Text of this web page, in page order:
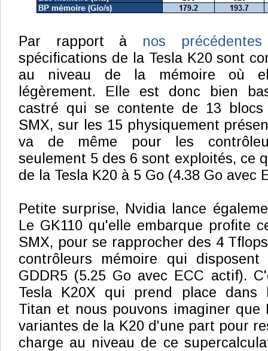
Par rapport à nos
spécifications de la Tesla K20 sont
au niveau de la mémoire où
légèrement. Elle est donc bien
castré qui se contente de 13
SMX, sur les 15 physiquement
va de même pour les
seulement 5 des 6 sont exploités, ce
de la Tesla K20 à 5 Go (4.38 Go avec
Petite surprise, Nvidia lance
Le GK110 qu'elle embarque profite
SMX, pour se rapprocher des 4
contrôleurs mémoire qui
GDDR5 (5.25 Go avec ECC actif).
Tesla K20X qui prend place dans
Titan et nous pouvons imaginer
variantes de la K20 d'une part pour
charge au niveau de ce